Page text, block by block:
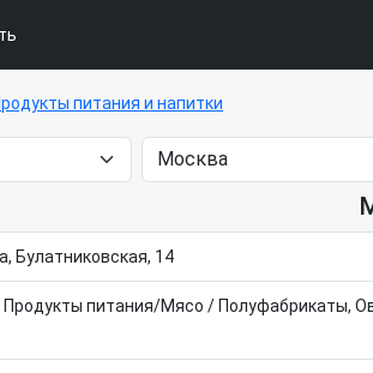
питания и напитки
Булатниковская, 14
питания/Мясо / Полуфабрикаты,